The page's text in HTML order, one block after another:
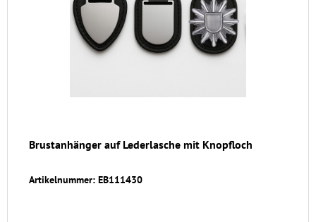
Brustanhänger auf Lederlasche mit Knopfloch
Artikelnummer: EB111430